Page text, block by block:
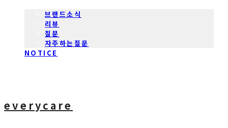
브랜드소식
리뷰
질문
자주하는질문
NOTICE
everycare